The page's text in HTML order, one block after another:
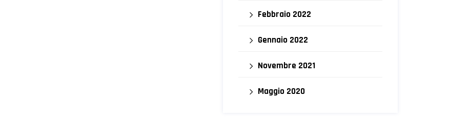
Febbraio 2022
Gennaio 2022
Novembre 2021
Maggio 2020